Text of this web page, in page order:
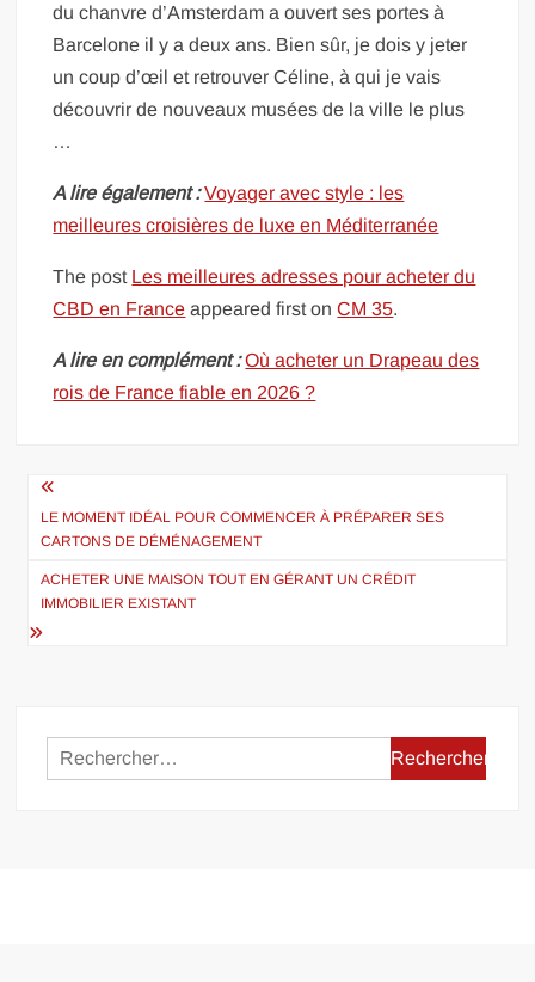
du chanvre d’Amsterdam a ouvert ses portes à
Barcelone il y a deux ans. Bien sûr, je dois y jeter
un coup d’œil et retrouver Céline, à qui je vais
découvrir de nouveaux musées de la ville le plus
…
A lire également : Voyager avec style : les
meilleures croisières de luxe en Méditerranée
The post Les meilleures adresses pour acheter du
CBD en France appeared first onCM 35.
A lire en complément : Où acheter un Drapeau des
rois de France fiable en 2026 ?
Navigation
de
l’article
LE MOMENT IDÉAL POUR COMMENCER À PRÉPARER SES
CARTONS DE DÉMÉNAGEMENT
ACHETER UNE MAISON TOUT EN GÉRANT UN CRÉDIT
IMMOBILIER EXISTANT
Rechercher :